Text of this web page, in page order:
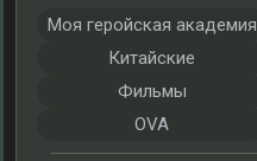
Моя геройская академия
Китайские
Фильмы
OVA